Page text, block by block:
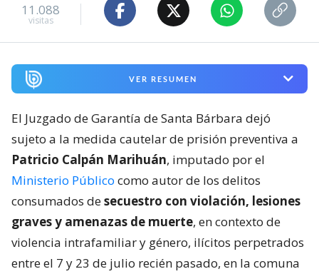
11.088
visitas
VER RESUMEN
El Juzgado de Garantía de Santa Bárbara dejó
sujeto a la medida cautelar de prisión preventiva a
Patricio Calpán Marihuán, imputado por el
Ministerio Público como autor de los delitos
consumados desecuestro con violación, lesiones
graves y amenazas de muerte, en contexto de
violencia intrafamiliar y género, ilícitos perpetrados
entre el 7 y 23 de julio recién pasado, en la comuna